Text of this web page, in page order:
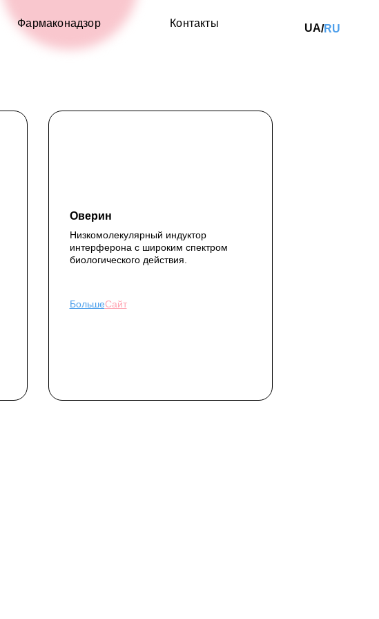
Фармаконадзор Контакты UA/RU
Оверин
Низкомолекулярный индуктор
интерферона с широким спектром
биологического действия.
БольшеСайт